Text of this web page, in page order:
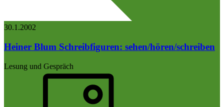
30.1.2002
Heiner Blum Schreibfiguren: sehen/hören/schreiben
Lesung und Gespräch